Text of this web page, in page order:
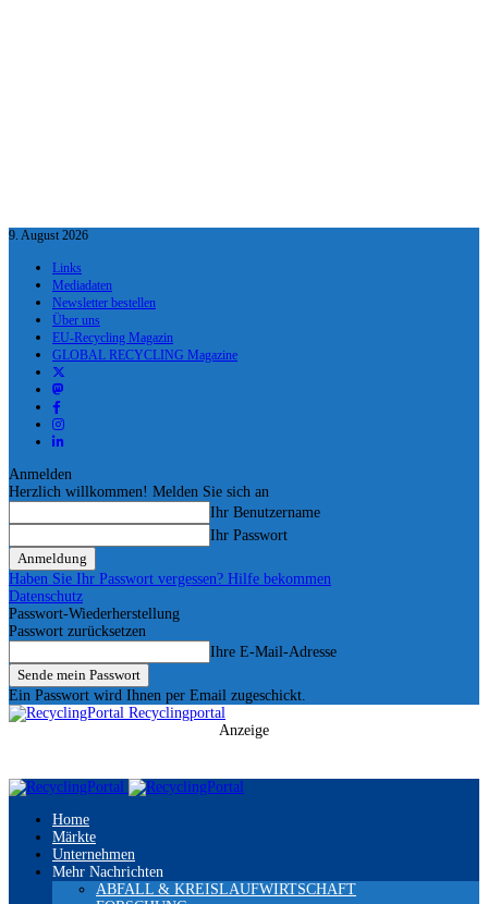
9. August 2026
Links
Mediadaten
Newsletter bestellen
Über uns
EU-Recycling Magazin
GLOBAL RECYCLING Magazine
Anmelden
Herzlich willkommen! Melden Sie sich an
Ihr Benutzername
Ihr Passwort
Haben Sie Ihr Passwort vergessen? Hilfe bekommen
Datenschutz
Passwort-Wiederherstellung
Passwort zurücksetzen
Ihre E-Mail-Adresse
Ein Passwort wird Ihnen per Email zugeschickt.
Recyclingportal
Anzeige
Home
Märkte
Unternehmen
Mehr Nachrichten
ABFALL & KREISLAUFWIRTSCHAFT